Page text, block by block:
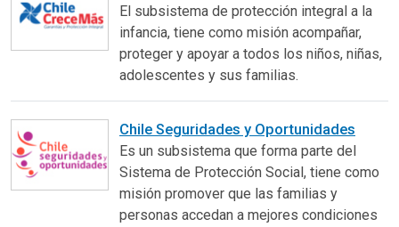
El subsistema de protección integral a la
infancia, tiene como misión acompañar,
proteger y apoyar a todos los niños, niñas,
adolescentes y sus familias.
Chile Seguridades y Oportunidades
Es un subsistema que forma parte del
Sistema de Protección Social, tiene como
misión promover que las familias y
personas accedan a mejores condiciones